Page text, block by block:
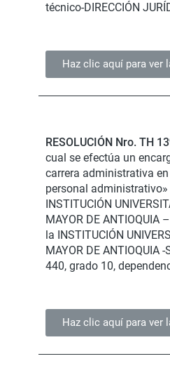
técnico-DIRECCIÓN
Haz clic aquí para ver
RESOLUCIÓN Nro. TH
cual se efectúa un
carrera administrativa
personal administrativo»
INSTITUCIÓN
MAYOR DE ANTIOQUIA
la INSTITUCIÓN
MAYOR DE ANTIOQUIA
440, grado 10,
Haz clic aquí para ver